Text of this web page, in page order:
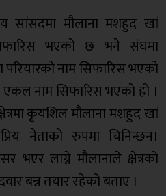
सांसदमा मौलाना मशहुद खां
भएको छ भने संघमा
परियारको नाम सिफारिस भएको
नाम सिफारिस भएको हो ।
कृयशिल मौलाना मशहुद खां
नेताको रुपमा चिनिन्छन।
भएर लाग्ने मौलानाले क्षेत्रको
बन्न तयार रहेको बताए ।